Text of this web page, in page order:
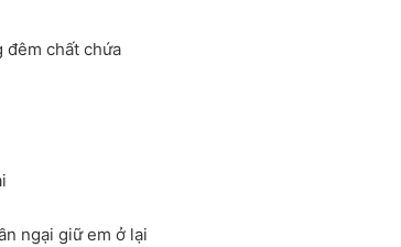
đêm chất chứa
ngại giữ em ở lại